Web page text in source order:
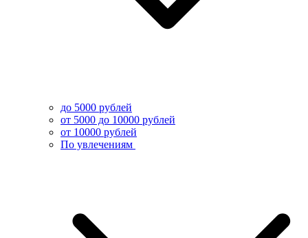
до 5000 рублей
от 5000 до 10000 рублей
от 10000 рублей
По увлечениям